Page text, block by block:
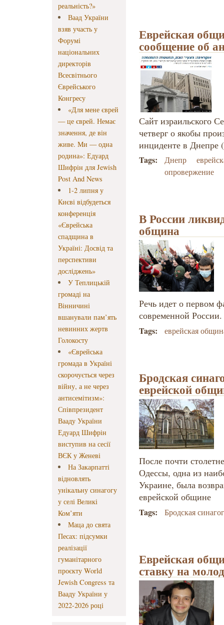
реальність?»
Ваад України
взяв участь у
Форумі
національних
директорів
Всесвітнього
Єврейського
Конгресу
«Для мене єврей
— це єврей. Немає
значення, де він
живе. Ми — одна
родина»: Едуард
Шифрін для Jewish
Post And News
1-2 липня у
Києві відбудеться
конференція
«Єврейська
спадщина в
Україні: Досвід та
перспективи
досліджень»
У Теплицькій
громаді на
Вінничині
вшанували пам’ять
невинних жертв
Голокосту
«Єврейська
громада в Україні
скорочується через
війну, а не через
антисемітизм»:
Співпрезидент
Вааду України
Едуард Шифрін
виступив на сесії
ВЄК у Женеві
На Закарпатті
відновлять
унікальну синагогу
у селі Великі
Ком’яти
Маца до свята
Песах: підсумки
реалізації
гуманітарного
проєкту World
Jewish Congress та
Вааду України у
2022-2026 році
Еврейская
сообщение об
Сайт израильского
четверг о якобы
инциденте в Днепре
Tags: Днепр
опровержение
В России
община
Речь идет о первом
современной России.
Tags: еврейская
Бродская
еврейской
После почти
Одессы, одна из
Украине, была
еврейской общине
Tags: Бродская
Еврейская
ставку на